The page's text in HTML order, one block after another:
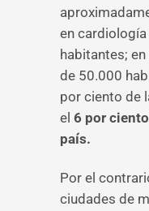
en
habitantes;
de 50.000
por ciento de
el 6 por
país.
Por el
ciudades de